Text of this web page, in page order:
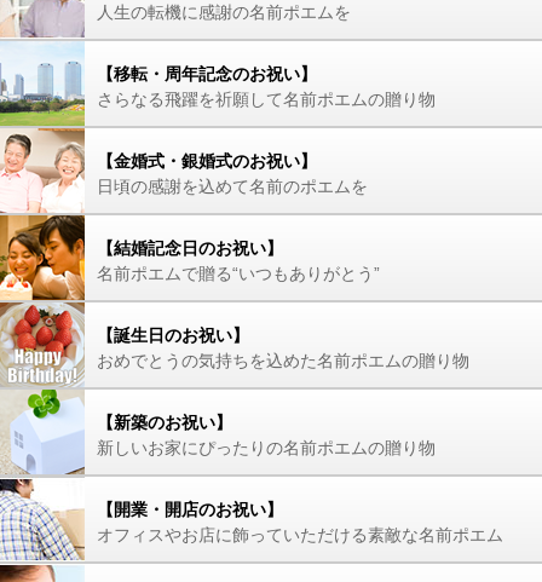
人生の転機に感謝の名前ポエムを
【移転・周年記念のお祝い】
さらなる飛躍を祈願して名前ポエムの贈り物
【金婚式・銀婚式のお祝い】
日頃の感謝を込めて名前のポエムを
【結婚記念日のお祝い】
名前ポエムで贈る“いつもありがとう”
【誕生日のお祝い】
おめでとうの気持ちを込めた名前ポエムの贈り物
【新築のお祝い】
新しいお家にぴったりの名前ポエムの贈り物
【開業・開店のお祝い】
オフィスやお店に飾っていただける素敵な名前ポエム